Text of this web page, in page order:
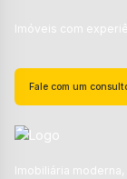
Imóveis com
Fale com um
Imobiliária